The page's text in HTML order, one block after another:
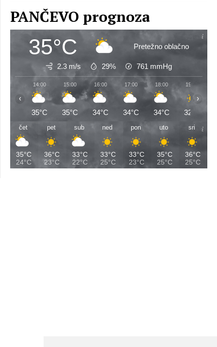
PANČEVO prognoza
35°C Pretežno oblačno
2.3 m/s 29% 761 mmHg
14:00
35°C
15:00
35°C
16:00
34°C
17:00
34°C
18:00
34°C
19:00
32°C
‹ ›
čet
35°C
24°C
pet
36°C
23°C
sub
33°C
22°C
ned
33°C
25°C
pon
33°C
23°C
uto
35°C
25°C
sri
36°C
25°C